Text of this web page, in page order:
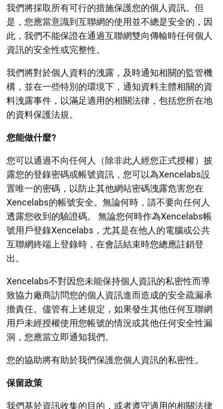
我們將採取所有可行的措施保護您的個人資訊。但
是，您應當意識到互聯網的使用並不總是安全的，因
此，我們不能保證在通過互聯網雙向傳輸時任何個人
資訊的安全性或完整性。
我們將對於個人資料的洩露，及時通知相關的監管機
構，並在一些特別的環境下，通知資料主體相關的資
料洩露事件，以滿足適用的相關法律，包括您所在地
的資料保護法規。
您能做什麼?
您可以通過不向任何人（除非此人經您正式授權）披
露您的登錄密碼或帳號資訊，您可以為Xencelabs設
置唯一的密碼，以防止其他網站密碼洩露危害您在
Xencelabs的帳號安全。無論何時，請不要向任何人
透露您收到的驗證碼。 無論您何時作為Xencelabs帳
號用戶登錄Xencelabs，尤其是在他人的電腦或公共
互聯網終端上登錄時，在會話結束時您總應註銷登
出。
Xencelabs不對因您未能保持個人資訊的私密性而導
致協力廠商訪問您的個人資訊進而造成的安全疏漏承
擔責任。儘管有上述規定，如果發生其他任何互聯網
用戶未經授權使用您帳號的情況或其他任何安全性漏
洞，您應當立即通知我們。
您的協助將有助於我們保護您個人資訊的私密性。
保留政策
我們基於資訊收集的目的，或者遵守適用的相關法律